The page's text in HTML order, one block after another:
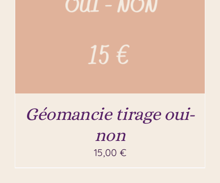
Géomancie tirage oui-
non
15,00 €